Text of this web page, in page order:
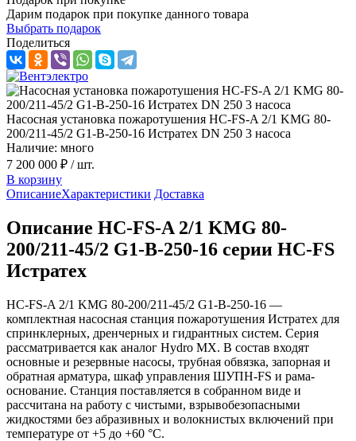
Дарим подарок при покупке данного товара
Выбрать подарок
Поделиться
Насосная установка пожаротушения HC-FS-A 2/1 KMG 80-
200/211-45/2 G1-B-250-16 Истратех DN 250 3 насоса
Наличие: много
7 200 000 ₽ / шт.
В корзину
ОписаниеХарактеристики Доставка
Описание HC-FS-A 2/1 KMG 80-
200/211-45/2 G1-B-250-16 серии HC-FS
Истратех
HC-FS-A 2/1 KMG 80-200/211-45/2 G1-B-250-16 —
комплектная насосная станция пожаротушения Истратех для
спринклерных, дренчерных и гидрантных систем. Серия
рассматривается как аналог Hydro MX. В состав входят
основные и резервные насосы, трубная обвязка, запорная и
обратная арматура, шкаф управления ШУПН-FS и рама-
основание. Станция поставляется в собранном виде и
рассчитана на работу с чистыми, взрывобезопасными
жидкостями без абразивных и волокнистых включений при
температуре от +5 до +60 °С.